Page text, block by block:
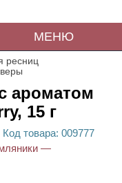
МЕНЮ
ресниц
ароматом
15 г
Код товара: 009777